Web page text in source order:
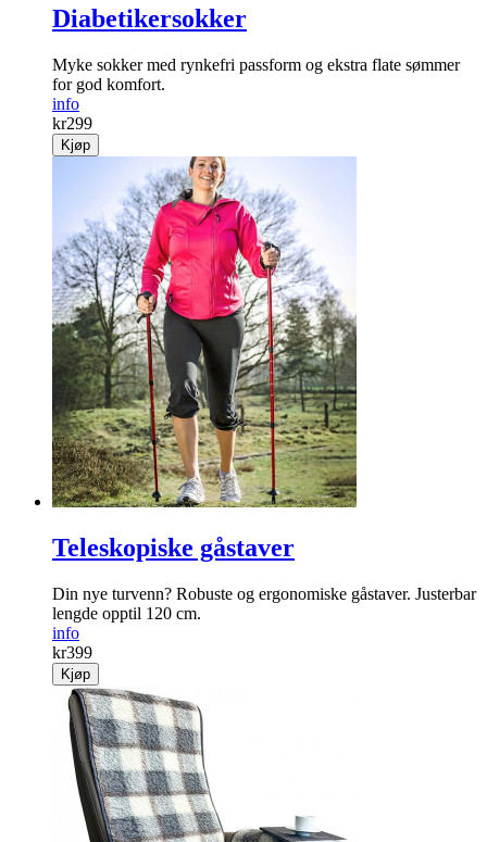
Diabetikersokker
Myke sokker med rynke­fri passform og ekstra flate sømmer
for god komfort.
info
kr299
Kjøp
Teleskopiske gåstaver
Din nye turvenn? Robuste og ergonomiske gåstaver. Justerbar
lengde opptil 120 cm.
info
kr399
Kjøp